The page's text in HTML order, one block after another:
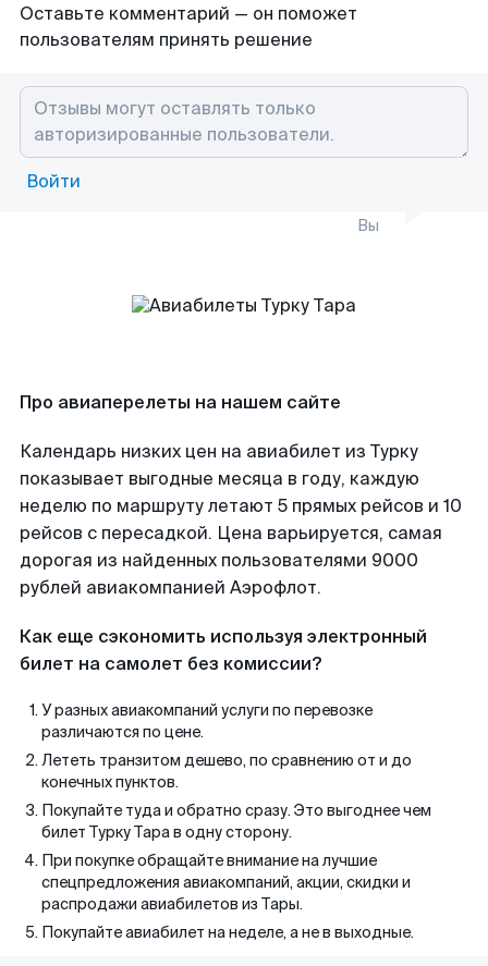
Оставьте комментарий — он поможет
пользователям принять решение
Войти
Вы
Про авиаперелеты на нашем сайте
Календарь низких цен на авиабилет из Турку
показывает выгодные месяца в году, каждую
неделю по маршруту летают 5 прямых рейсов и 10
рейсов с пересадкой. Цена варьируется, самая
дорогая из найденных пользователями 9000
рублей авиакомпанией Аэрофлот.
Как еще сэкономить используя электронный
билет на самолет без комиссии?
У разных авиакомпаний услуги по перевозке
различаются по цене.
Лететь транзитом дешево, по сравнению от и до
конечных пунктов.
Покупайте туда и обратно сразу. Это выгоднее чем
билет Турку Тара в одну сторону.
При покупке обращайте внимание на лучшие
спецпредложения авиакомпаний, акции, скидки и
распродажи авиабилетов из Тары.
Покупайте авиабилет на неделе, а не в выходные.